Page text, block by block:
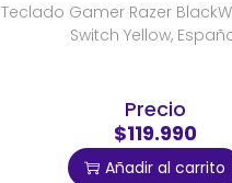
Teclado Gamer Razer
Switch Yellow,
Precio
$119.990
Añadir al carrito